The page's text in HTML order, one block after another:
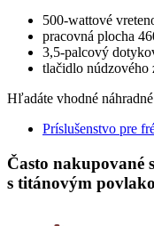
500-wattové
pracovná plocha
3,5-palcový
tlačidlo núdzového
Hľadáte vhodné
Príslušenstvo pre
Často nakupované
s titánovým